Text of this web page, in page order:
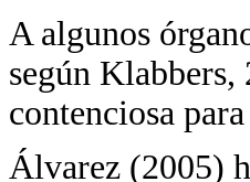
A algunos
según
contenciosa
Álvarez (2005)